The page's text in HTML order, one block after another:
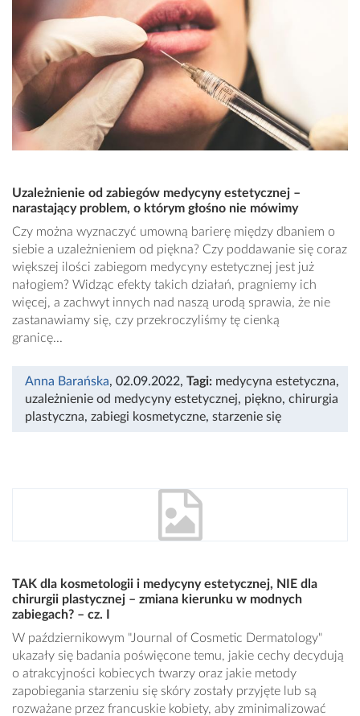
Uzależnienie od zabiegów medycyny estetycznej –
narastający problem, o którym głośno nie mówimy
Czy można wyznaczyć umowną barierę między dbaniem o
siebie a uzależnieniem od piękna? Czy poddawanie się coraz
większej ilości zabiegom medycyny estetycznej jest już
nałogiem? Widząc efekty takich działań, pragniemy ich
więcej, a zachwyt innych nad naszą urodą sprawia, że nie
zastanawiamy się, czy przekroczyliśmy tę cienką
granicę...
Anna Barańska, 02.09.2022, Tagi: medycyna estetyczna,
uzależnienie od medycyny estetycznej, piękno, chirurgia
plastyczna, zabiegi kosmetyczne, starzenie się
TAK dla kosmetologii i medycyny estetycznej, NIE dla
chirurgii plastycznej – zmiana kierunku w modnych
zabiegach? – cz. I
W październikowym "Journal of Cosmetic Dermatology"
ukazały się badania poświęcone temu, jakie cechy decydują
o atrakcyjności kobiecych twarzy oraz jakie metody
zapobiegania starzeniu się skóry zostały przyjęte lub są
rozważane przez francuskie kobiety, aby zminimalizować